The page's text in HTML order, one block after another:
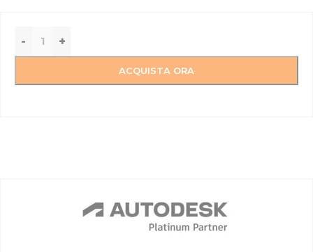
- +
ACQUISTA ORA